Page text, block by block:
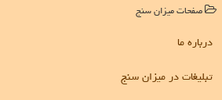
صفحات میزان سنج
درباره ما
تبلیغات در میزان سنج